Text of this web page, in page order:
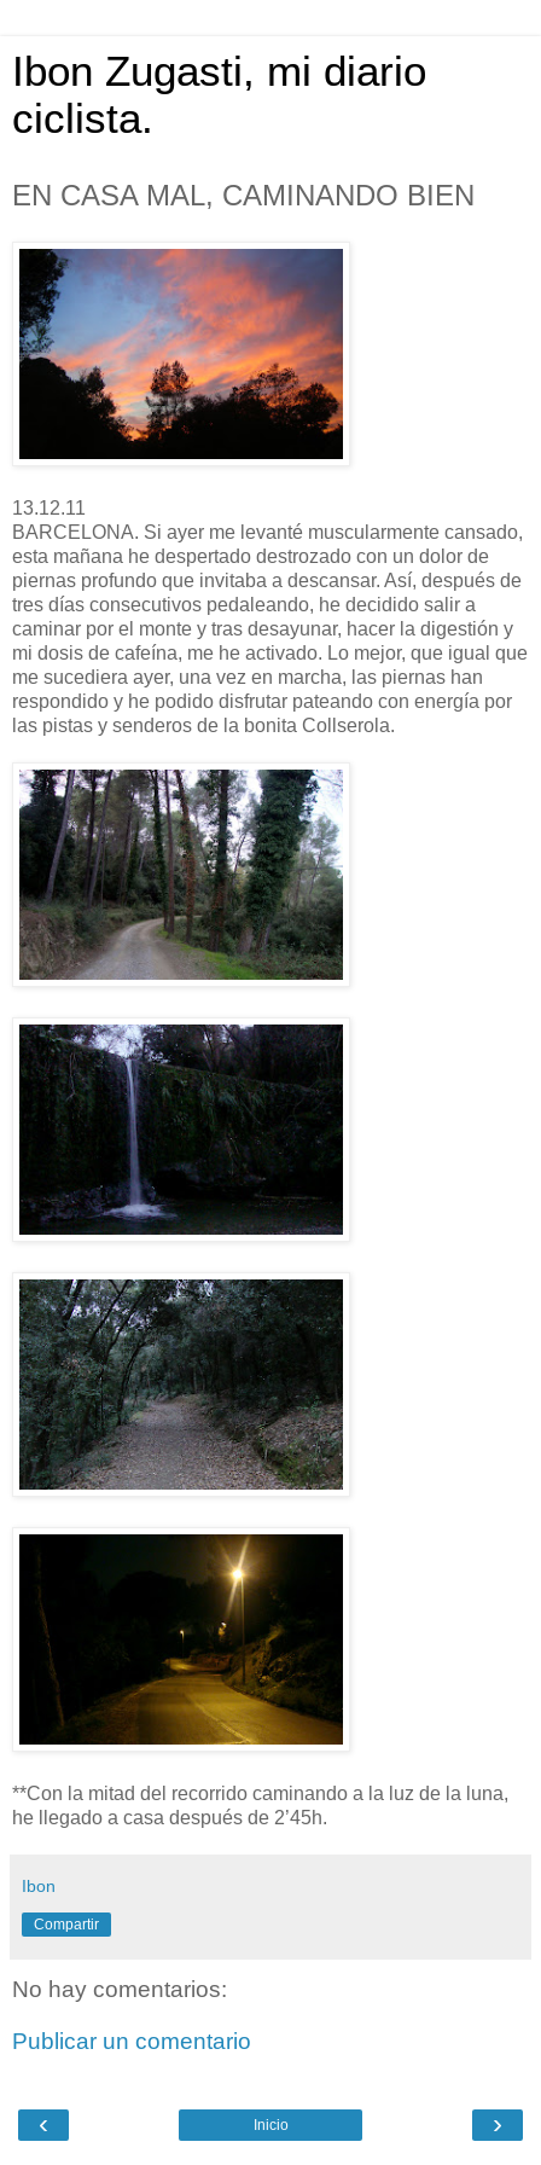
Ibon Zugasti, mi diario
ciclista.
EN CASA MAL, CAMINANDO BIEN
13.12.11
BARCELONA. Si ayer me levanté muscularmente cansado,
esta mañana he despertado destrozado con un dolor de
piernas profundo que invitaba a descansar. Así, después de
tres días consecutivos pedaleando, he decidido salir a
caminar por el monte y tras desayunar, hacer la digestión y
mi dosis de cafeína, me he activado. Lo mejor, que igual que
me sucediera ayer, una vez en marcha, las piernas han
respondido y he podido disfrutar pateando con energía por
las pistas y senderos de la bonita Collserola.
**Con la mitad del recorrido caminando a la luz de la luna,
he llegado a casa después de 2’45h.
Ibon
Compartir
No hay comentarios:
Publicar un comentario
‹ ›
Inicio